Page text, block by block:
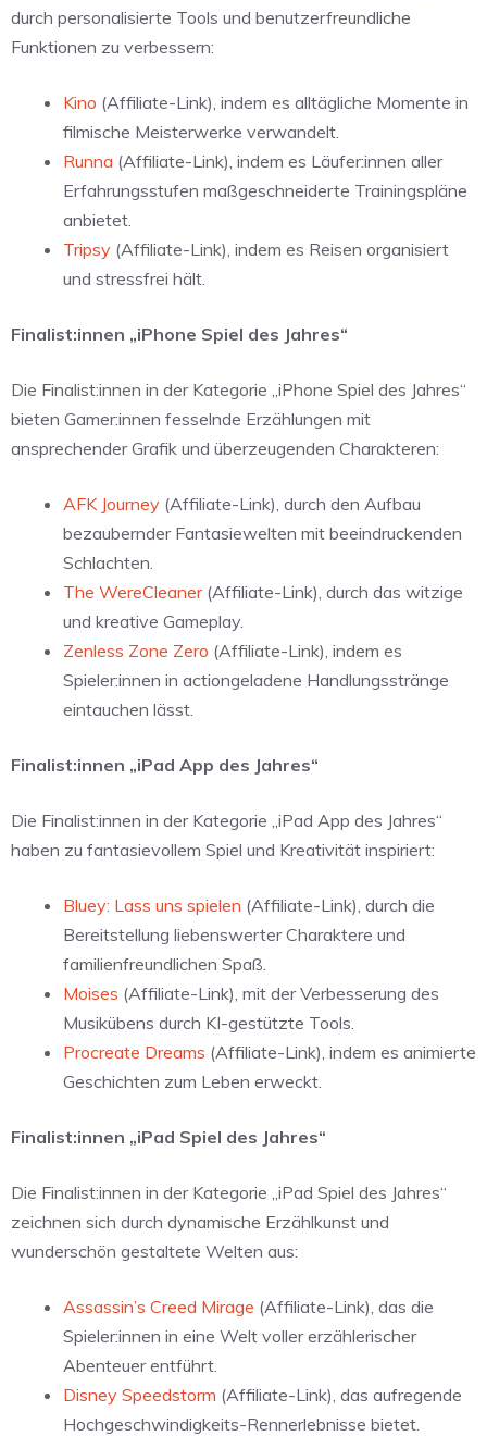
durch personalisierte Tools und benutzerfreundliche
Funktionen zu verbessern:
Kino (Affiliate-Link), indem es alltägliche Momente in
filmische Meisterwerke verwandelt.
Runna (Affiliate-Link), indem es Läufer:innen aller
Erfahrungsstufen maßgeschneiderte Trainingspläne
anbietet.
Tripsy (Affiliate-Link), indem es Reisen organisiert
und stressfrei hält.
Finalist:innen „iPhone Spiel des Jahres“
Die Finalist:innen in der Kategorie „iPhone Spiel des Jahres“
bieten Gamer:innen fesselnde Erzählungen mit
ansprechender Grafik und überzeugenden Charakteren:
AFK Journey (Affiliate-Link), durch den Aufbau
bezaubernder Fantasiewelten mit beeindruckenden
Schlachten.
The WereCleaner(Affiliate-Link), durch das witzige
und kreative Gameplay.
Zenless Zone Zero (Affiliate-Link), indem es
Spieler:innen in actiongeladene Handlungsstränge
eintauchen lässt.
Finalist:innen „iPad App des Jahres“
Die Finalist:innen in der Kategorie „iPad App des Jahres“
haben zu fantasievollem Spiel und Kreativität inspiriert:
Bluey: Lass uns spielen (Affiliate-Link), durch die
Bereitstellung liebenswerter Charaktere und
familienfreundlichen Spaß.
Moises (Affiliate-Link), mit der Verbesserung des
Musikübens durch KI-gestützte Tools.
Procreate Dreams (Affiliate-Link), indem es animierte
Geschichten zum Leben erweckt.
Finalist:innen „iPad Spiel des Jahres“
Die Finalist:innen in der Kategorie „iPad Spiel des Jahres“
zeichnen sich durch dynamische Erzählkunst und
wunderschön gestaltete Welten aus:
Assassin’s Creed Mirage (Affiliate-Link), das die
Spieler:innen in eine Welt voller erzählerischer
Abenteuer entführt.
Disney Speedstorm (Affiliate-Link), das aufregende
Hochgeschwindigkeits-Rennerlebnisse bietet.